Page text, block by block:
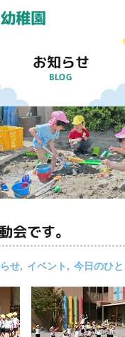
お知らせ
BLOG
会です。
せ イベント 今日のひ